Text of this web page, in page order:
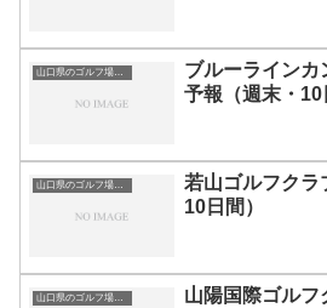
山口県のゴルフ場一覧｜距離が長い・広いゴルフ場ランキング
ブルーラインカ
予報（週末・10
山口県のゴルフ場一覧｜距離が長い・広いゴルフ場ランキング
若山ゴルフクラ
10日間）
山口県のゴルフ場一覧｜距離が長い・広いゴルフ場ランキング
山陽国際ゴルフ